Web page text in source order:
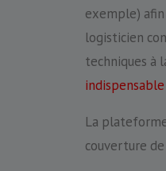
exemple)
logisticien
techniques à
indispensable
La
couverture de